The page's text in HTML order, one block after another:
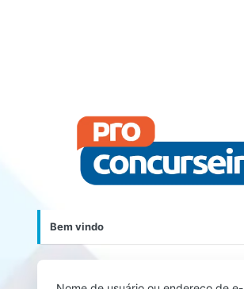
Bem vindo